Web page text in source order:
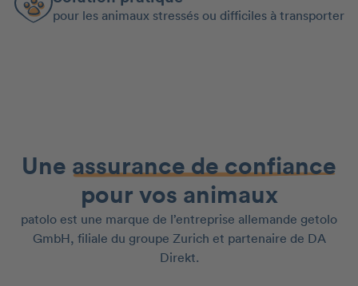
pour les animaux stressés ou difficiles à transporter
Une assurance de confiance
pour vos animaux
patolo est une marque de l’entreprise allemande getolo
GmbH, filiale du groupe Zurich et partenaire de DA
Direkt.